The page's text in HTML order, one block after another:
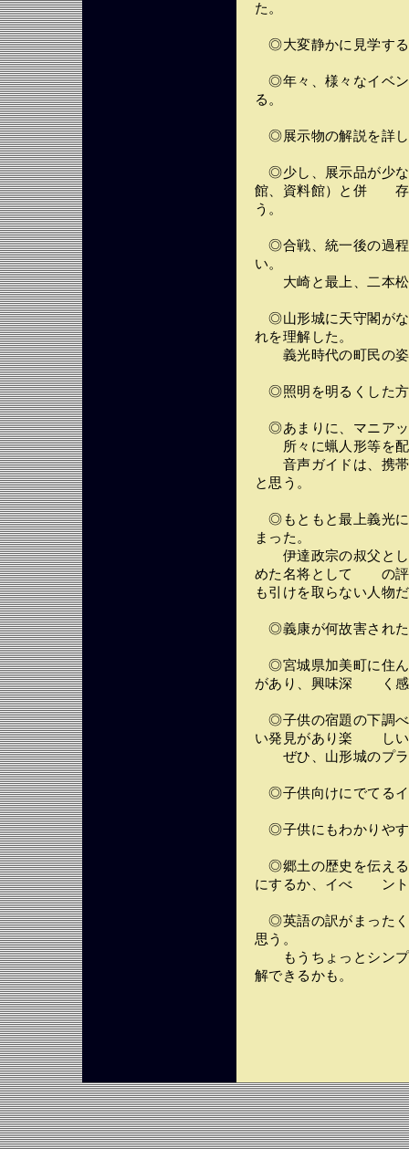
た。
◎大変静かに見学する
◎年々、様々なイベン
る。
◎展示物の解説を詳し
◎少し、展示品が少な
館、資料館）と併 存
う。
◎合戦、統一後の過程
い。
大崎と最上、二本松
◎山形城に天守閣がな
れを理解した。
義光時代の町民の姿
◎照明を明るくした方
◎あまりに、マニアッ
所々に蝋人形等を配
音声ガイドは、携帯
と思う。
◎もともと最上義光に
まった。
伊達政宗の叔父とし
めた名将として の評
も引けを取らない人物
◎義康が何故害された
◎宮城県加美町に住ん
があり、興味深 く感
◎子供の宿題の下調べ
い発見があり楽 し
ぜひ、山形城のプラ
◎子供向けにでてるイ
◎子供にもわかりやす
◎郷土の歴史を伝える
にするか、イべ ント
◎英語の訳がまったく
思う。
もうちょっとシンプ
解できるかも。